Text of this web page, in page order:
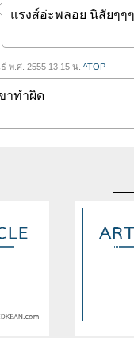
แรงส์อ่ะพลอย นิสัยๆๆ
พ.ศ. 2555 13.15 น. ^TOP
าทำผิด